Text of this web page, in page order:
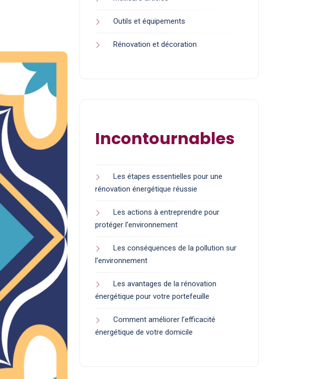
Outils et équipements
Rénovation et décoration
Incontournables
Les étapes essentielles pour une
rénovation énergétique réussie
Les actions à entreprendre pour
protéger l’environnement
Les conséquences de la pollution sur
l’environnement
Les avantages de la rénovation
énergétique pour votre portefeuille
Comment améliorer l’efficacité
énergétique de votre domicile